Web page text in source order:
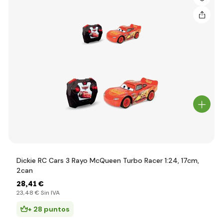
Dickie RC Cars 3 Rayo McQueen Turbo Racer 1:24, 17cm,
2can
28,41 €
23,48 € Sin IVA
+ 28 puntos